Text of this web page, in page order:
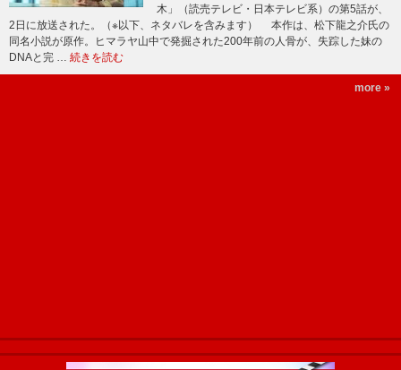
木」（読売テレビ・日本テレビ系）の第5話が、
2日に放送された。（※以下、ネタバレを含みます） 本作は、松下龍之介氏の
同名小説が原作。ヒマラヤ山中で発掘された200年前の人骨が、失踪した妹の
DNAと完 … 続きを読む
more »